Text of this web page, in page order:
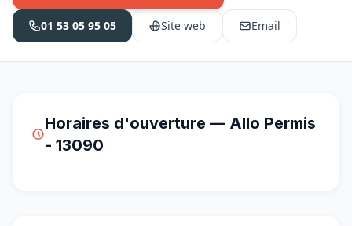
01 53 05 95 05 Site web Email
Horaires d'ouverture — Allo Permis
- 13090